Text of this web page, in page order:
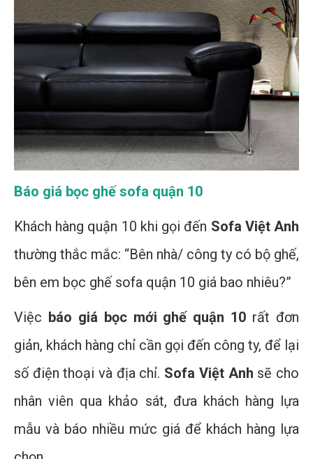
Báo giá bọc ghế sofa quận 10
Khách hàng quận 10 khi gọi đến Sofa Việt Anh
thường thắc mắc: “Bên nhà/ công ty có bộ ghế,
bên em bọc ghế sofa quận 10 giá bao nhiêu?”
Việc báo giá bọc mới ghế quận 10 rất đơn
giản, khách hàng chỉ cần gọi đến công ty, để lại
số điện thoại và địa chỉ. Sofa Việt Anh sẽ cho
nhân viên qua khảo sát, đưa khách hàng lựa
mẫu và báo nhiều mức giá để khách hàng lựa